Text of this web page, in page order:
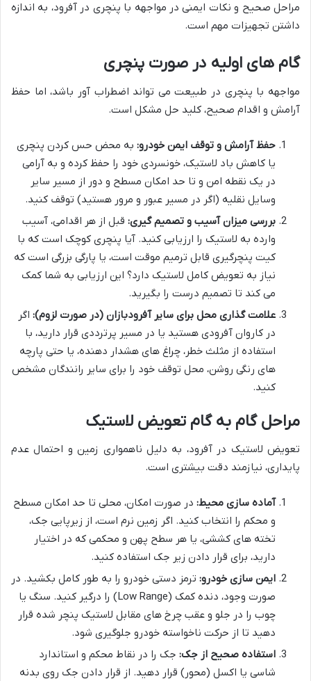
مراحل صحیح و نکات ایمنی در مواجهه با پنچری در آفرود، به اندازه
داشتن تجهیزات مهم است.
گام های اولیه در صورت پنچری
مواجهه با پنچری در طبیعت می تواند اضطراب آور باشد، اما حفظ
آرامش و اقدام صحیح، کلید حل مشکل است.
حفظ آرامش و توقف ایمن خودرو: به محض حس کردن پنچری
یا کاهش باد لاستیک، خونسردی خود را حفظ کرده و به آرامی
در یک نقطه امن و تا حد امکان مسطح و دور از مسیر سایر
وسایل نقلیه (اگر در مسیر عبور و مرور هستید) توقف کنید.
بررسی میزان آسیب و تصمیم گیری: قبل از هر اقدامی، آسیب
وارده به لاستیک را ارزیابی کنید. آیا پنچری کوچک است که با
کیت پنچرگیری قابل ترمیم موقت است، یا پارگی بزرگی است که
نیاز به تعویض کامل لاستیک دارد؟ این ارزیابی به شما کمک
می کند تا تصمیم درست را بگیرید.
علامت گذاری محل برای سایر آفرودبازان (در صورت لزوم): اگر
در کاروان آفرودی هستید یا در مسیر پرترددی قرار دارید، با
استفاده از مثلث خطر، چراغ های هشدار دهنده، یا حتی پارچه
های رنگی روشن، محل توقف خود را برای سایر رانندگان مشخص
کنید.
مراحل گام به گام تعویض لاستیک
تعویض لاستیک در آفرود، به دلیل ناهمواری زمین و احتمال عدم
پایداری، نیازمند دقت بیشتری است.
آماده سازی محیط: در صورت امکان، محلی تا حد امکان مسطح
و محکم را انتخاب کنید. اگر زمین نرم است، از زیرپایی جک،
تخته های کششی، یا هر سطح پهن و محکمی که در اختیار
دارید، برای قرار دادن زیر جک استفاده کنید.
ایمن سازی خودرو: ترمز دستی خودرو را به طور کامل بکشید. در
صورت وجود، دنده کمک (Low Range) را درگیر کنید. سنگ یا
چوب را در جلو و عقب چرخ های مقابل لاستیک پنچر شده قرار
دهید تا از حرکت ناخواسته خودرو جلوگیری شود.
استفاده صحیح از جک: جک را در نقاط محکم و استاندارد
شاسی یا اکسل (محور) قرار دهید. از قرار دادن جک روی بدنه